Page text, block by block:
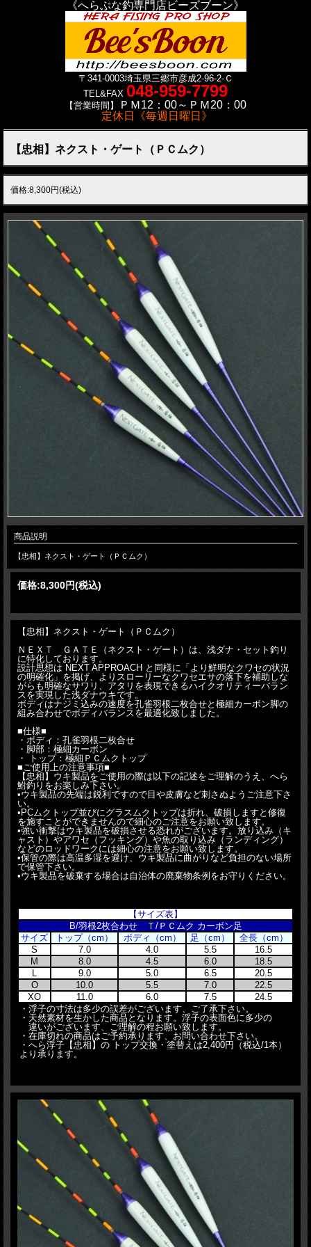
《へらぶな釣専門店ビーズブーン》
〒341-0003埼玉県三郷市彦成2-96-2-Ｃ
TEL&FAX 048-959-7799
【営業時間】
ＰＭ12：00～ＰＭ20：00
定休日《毎週日曜日》
【忠相】ネクスト・ゲート（ＰＣムク）
価格:8,300円(税込)
商品説明
【忠相】ネクスト・ゲート（ＰＣムク）
価格:8,300円(税込)
【忠相】ネクスト・ゲート（ＰＣムク）
ＮＥＸＴ ＧＡＴＥ（ネクスト・ゲート）は、浅ダナ・セット釣り
に特化しております。
設計思想は NEXT APPROACH と同様に「より鮮明なクワセの状況
の明確化」を掲げ、よりスローリーなクワセエサの落下を補助しな
がらも明確なサワリ、アタリを表現できるハイクオリティーバラン
スを実現した浅ダナウキです。
ボディはナジミ込みの速度を孔雀羽根二枚合せと極細カーボン脚の
組み合わせでボディバランスを最適化致しました。
■仕様■
・ボディ：孔雀羽根二枚合せ
・脚部：極細カーボン
・ トップ：極細ＰＣムクトップ
■ご使用上の注意事項■
【忠相】ウキ製品をご使用の際は以下の記述をご理解のうえ、へら
鮒釣りをお楽しみ下さい。
•ウキ製品の先端は鋭利ですので目や皮膚など刺さぬようご注意下さ
い。
•PCムクトップ並びにグラスムクトップは折れ、破損しますと修復
を施すことができませんので細心のご注意をお願い致します。
•強い衝撃はウキ製品を破損させる恐れがございます。放り込み（キ
ャスト）やアワセ（フッキング）や魚の取り込み（ランディング）
などのロッドワークには細心の注意をお願い致します。
•保管の際は高温多湿を避け、ウキ製品に曲がりなど負担のない場所
で保管下さい。
•ウキ製品を破棄する場合は自治体の廃棄物条例をお守りください。
【サイズ表】
B/羽根2枚合わせ Ｔ/ＰＣムク カーボン足
サイズ
トップ（cm） ボディ（cm） 足（cm）
全長（cm）
S
7.0 4.0 5.5
16.5
M
8.0 4.5 6.0
18.5
9.0 5.0 6.5
20.5
O
10.0 5.5 7.0
22.5
XO
11.0 6.0 7.5
24.5
・浮子の寸法は多少の誤差がございます、ご了承下さい。
・天然素材を生かした商品となります。浮子の表面色に多少の
違いがございます、ご理解の程お願い致します。
・在庫切れの商品はご予約承ります、お問い合わせ下さい。
・へら浮子【忠相】の トップ交換・塗替えは2,400円（税込/1本）
より承ります。